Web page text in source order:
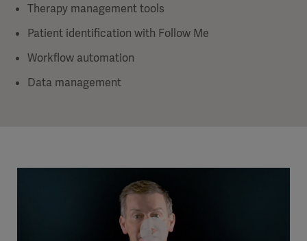
Therapy management tools
Patient identification with Follow Me
Workflow automation
Data management